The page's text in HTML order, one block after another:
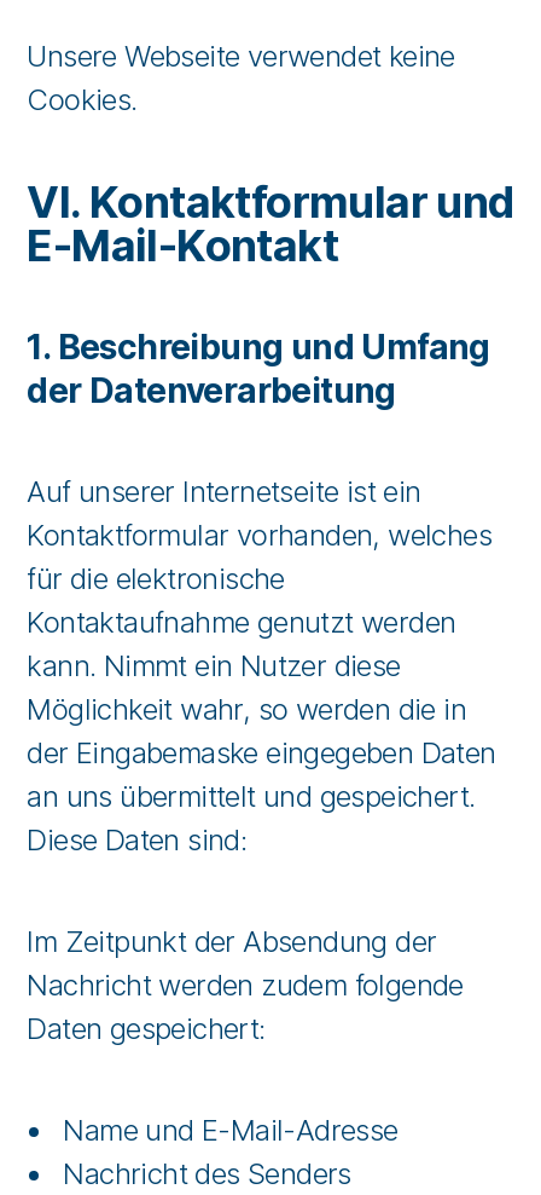
Unsere Webseite verwendet keine
Cookies.
VI. Kontaktformular und
E-Mail-Kontakt
1. Beschreibung und Umfang
der Datenverarbeitung
Auf unserer Internetseite ist ein
Kontaktformular vorhanden, welches
für die elektronische
Kontaktaufnahme genutzt werden
kann. Nimmt ein Nutzer diese
Möglichkeit wahr, so werden die in
der Eingabemaske eingegeben Daten
an uns übermittelt und gespeichert.
Diese Daten sind:
Im Zeitpunkt der Absendung der
Nachricht werden zudem folgende
Daten gespeichert:
Name und E-Mail-Adresse
Nachricht des Senders